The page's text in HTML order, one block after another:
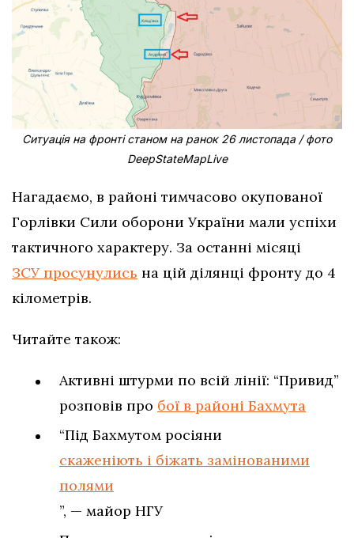
Ситуація на фронті станом на ранок 26 листопада / фото
DeepStateMapLive
Нагадаємо, в районі тимчасово окупованої
Горлівки Сили оборони України мали успіхи
тактичного характеру. За останні місяці
ЗСУ просунулись на цій ділянці фронту до 4
кілометрів.
Читайте також:
Активні штурми по всій лінії: “Привид”
розповів про бої в районі Бахмута
“Під Бахмутом росіяни
скаженіють і біжать замінованими
полями
”, — майор НГУ